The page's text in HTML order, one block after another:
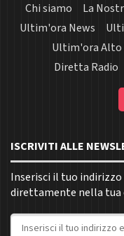
Chi siamo La
Ultim'ora News
Ultim'ora Alto
Diretta Radio
ISCRIVITI ALLE
Inserisci il tuo
direttamente nella tua
Indirizzo email